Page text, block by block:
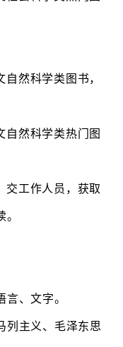
然科学类图书，
然科学类热门图
工作人员，获取
、文字。
主义、毛泽东思